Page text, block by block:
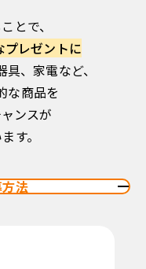
とで、
プレゼントに
、家電など、
な商品を
ンスが
す。
法